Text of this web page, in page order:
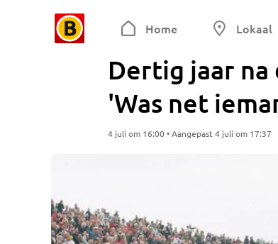
Home Lokaal
Dertig jaar na
'Was net
4 juli om 16:00 • Aangepast 4 juli om 17:37